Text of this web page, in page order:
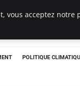
POLITIQUE
vous acceptez